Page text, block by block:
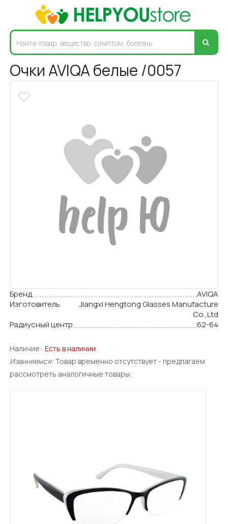
Очки AVIQA белые /0057
Бренд
AVIQA
Изготовитель
Jiangxi Hengtong Glasses Manufacture
Cо.,Ltd
Радиусный центр
62-64
Наличие: Есть в наличии
Извиняемся: Товар временно отсутствует - предлагаем
рассмотреть аналогичные товары: